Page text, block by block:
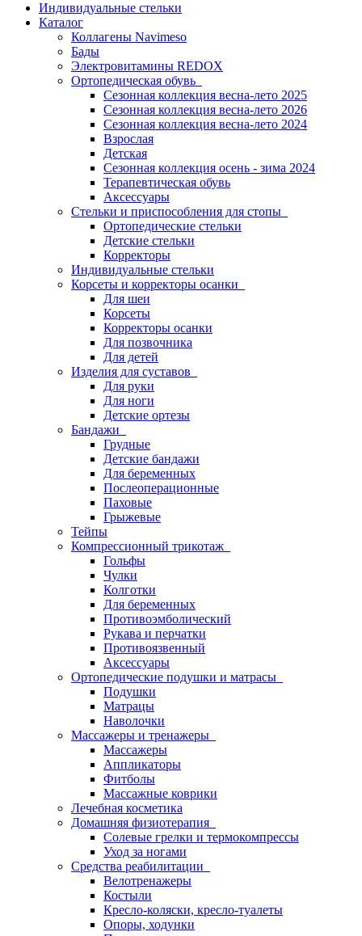
Индивидуальные стельки
Каталог
Коллагены Navimeso
Бады
Электровитамины REDOX
Ортопедическая обувь
Сезонная коллекция весна-лето 2025
Сезонная коллекция весна-лето 2026
Сезонная коллекция весна-лето 2024
Взрослая
Детская
Сезонная коллекция осень - зима 2024
Терапевтическая обувь
Аксессуары
Стельки и приспособления для стопы
Ортопедические стельки
Детские стельки
Корректоры
Индивидуальные стельки
Корсеты и корректоры осанки
Для шеи
Корсеты
Корректоры осанки
Для позвочника
Для детей
Изделия для суставов
Для руки
Для ноги
Детские ортезы
Бандажи
Грудные
Детские бандажи
Для беременных
Послеоперационные
Паховые
Грыжевые
Тейпы
Компрессионный трикотаж
Гольфы
Чулки
Колготки
Для беременных
Противоэмболический
Рукава и перчатки
Противоязвенный
Аксессуары
Ортопедические подушки и матрасы
Подушки
Матрацы
Наволочки
Массажеры и тренажеры
Массажеры
Аппликаторы
Фитболы
Массажные коврики
Лечебная косметика
Домашняя физиотерапия
Солевые грелки и термокомпрессы
Уход за ногами
Средства реабилитации
Велотренажеры
Костыли
Кресло-коляски, кресло-туалеты
Опоры, ходунки